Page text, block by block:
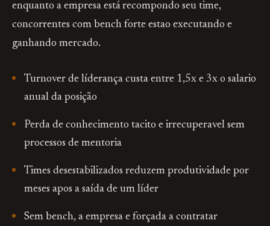
enquanto a empresa está recompondo seu time,
concorrentes com bench forte estao executando e
ganhando mercado.
Turnover de líderança custa entre 1,5x e 3x o salario
anual da posição
Perda de conhecimento tacito e irrecuperavel sem
processos de mentoria
Times desestabilizados reduzem produtividade por
meses apos a saída de um líder
Sem bench, a empresa e forçada a contratar